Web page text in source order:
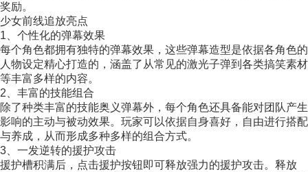
奖励。
少女前线追放亮点
1、个性化的弹幕效果
每个角色都拥有独特的弹幕效果，这些弹幕造型是依据各角色的
人物设定精心打造的，涵盖了从常见的激光子弹到各类搞笑素材
等丰富多样的内容。
2、丰富的技能组合
除了种类丰富的技能奥义弹幕外，每个角色还具备能对团队产生
影响的主动与被动效果。玩家可以依据自身喜好，自由进行搭配
与养成，从而形成多种多样的组合方式。
3、一发逆转的援护攻击
援护槽积满后，点击援护按钮即可释放强力的援护攻击。释放